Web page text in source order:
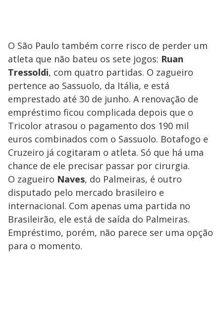
O São Paulo também corre risco de perder um
atleta que não bateu os sete jogos: Ruan
Tressoldi, com quatro partidas. O zagueiro
pertence ao Sassuolo, da Itália, e está
emprestado até 30 de junho. A renovação de
empréstimo ficou complicada depois que o
Tricolor atrasou o pagamento dos 190 mil
euros combinados com o Sassuolo. Botafogo e
Cruzeiro já cogitaram o atleta. Só que há uma
chance de ele precisar passar por cirurgia.
O zagueiro Naves, do Palmeiras, é outro
disputado pelo mercado brasileiro e
internacional. Com apenas uma partida no
Brasileirão, ele está de saída do Palmeiras.
Empréstimo, porém, não parece ser uma opção
para o momento.